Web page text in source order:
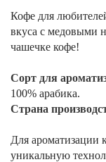
Кофе для
вкуса с медовыми
чашечке кофе!
Сорт для
100% арабика.
Страна
Для ароматизации
уникальную